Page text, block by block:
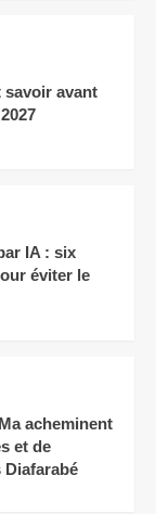
savoir avant
IA : six
éviter le
acheminent
et de
Diafarabé